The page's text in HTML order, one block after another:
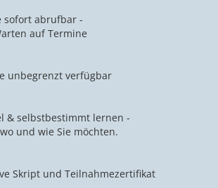
sofort abrufbar -
auf Termine
unbegrenzt verfügbar
& selbstbestimmt lernen -
und wie Sie möchten.
Skript und Teilnahmezertifikat